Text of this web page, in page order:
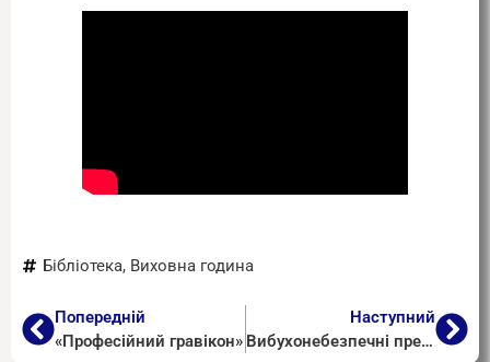
Бібліотека, Виховна година
Попередній
«Професійний гравікон»
Наступний
Вибухонебезпечні предмети і правила поведінки у разі їх виявлення